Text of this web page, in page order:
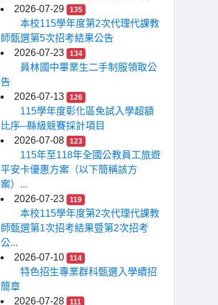
2026-07-29
135
本校115學年度第2次代理代課教
師甄選第5次招考結果公告
2026-07-23
134
員林國中畢業生二手制服領取公
告
2026-07-13
126
115學年度彰化區免試入學超額
比序─縣級競賽採計項目
2026-07-08
123
115年至118年全國公教員工旅遊
平安卡優惠方案（以下簡稱該方
案）...
2026-07-23
119
本校115學年度第2次代理代課教
師甄選第1次招考結果暨第2次招考
公...
2026-07-10
114
特色招生專業群科甄選入學續招
簡章
2026-07-28
111